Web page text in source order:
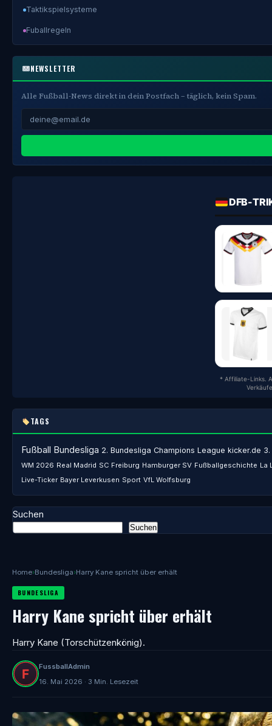
Home›Bundesliga›Harry Kane spricht über erhält
BUNDESLIGA
Harry Kane spricht über erhält
Harry Kane (Torschützenkönig).
FussballAdmin
16. Mai 2026 · 3 Min. Lesezeit
Taktikspielsysteme
Fuballregeln
NEWSLETTER
Alle Fußball-News direkt in dein Postfach – täglich, kein Spam.
DFB-
* Affiliate-Links.
TAGS
Fußball Bundesliga 2. Bundesliga Champions League kicker.de 3.
WM 2026 Real Madrid SC Freiburg Hamburger SV Fußballgeschichte La
Live-Ticker Bayer Leverkusen Sport VfL Wolfsburg
Suchen
Suchen